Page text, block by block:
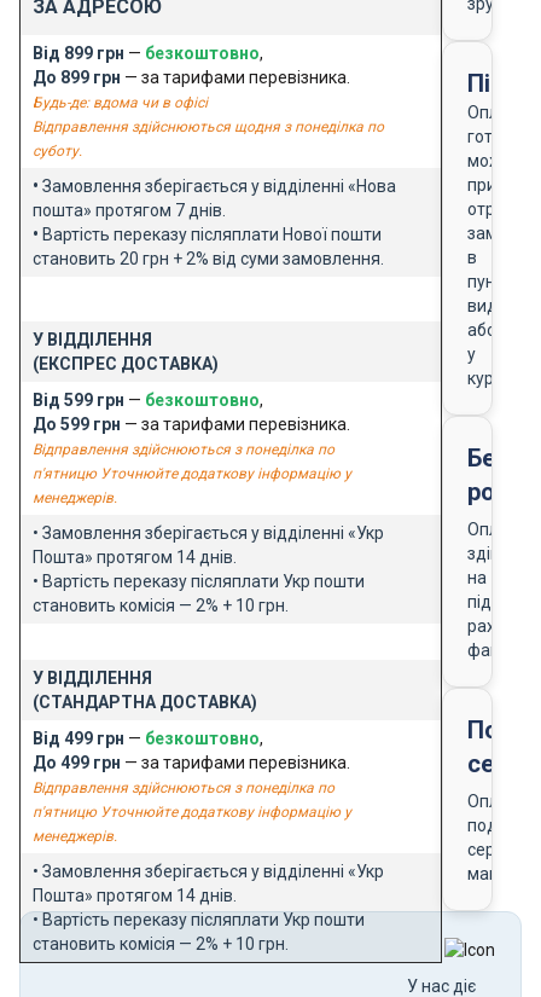
ЗА АДРЕСОЮ
Від 899 грн — безкоштовно,
До 899 грн — за тарифами перевізника.
Будь-де: вдома чи в офісі
Відправлення здійснюються щодня з понеділка по
суботу.
• Замовлення зберігається у відділенні «Нова
пошта» протягом 7 днів.
• Вартість переказу післяплати Нової пошти
становить 20 грн + 2% від суми замовлення.
У ВІДДІЛЕННЯ
(ЕКСПРЕС ДОСТАВКА)
Від 599 грн — безкоштовно,
До 599 грн — за тарифами перевізника.
Відправлення здійснюються з понеділка по
п'ятницю Уточнюйте додаткову інформацію у
менеджерів.
• Замовлення зберігається у відділенні «Укр
Пошта» протягом 14 днів.
• Вартість переказу післяплати Укр пошти
становить комісія — 2% + 10 грн.
У ВІДДІЛЕННЯ
(СТАНДАРТНА ДОСТАВКА)
Від 499 грн — безкоштовно,
До 499 грн — за тарифами перевізника.
Відправлення здійснюються з понеділка по
п'ятницю Уточнюйте додаткову інформацію у
менеджерів.
• Замовлення зберігається у відділенні «Укр
Пошта» протягом 14 днів.
• Вартість переказу післяплати Укр пошти
становить комісія — 2% + 10 грн.
Оплата
готівкою
можлива
при
в
пункті
видачі
або
у
кур'єра
Оплата
на
підставі
рахунку-
фактури
Оплата
магазину
У нас діє